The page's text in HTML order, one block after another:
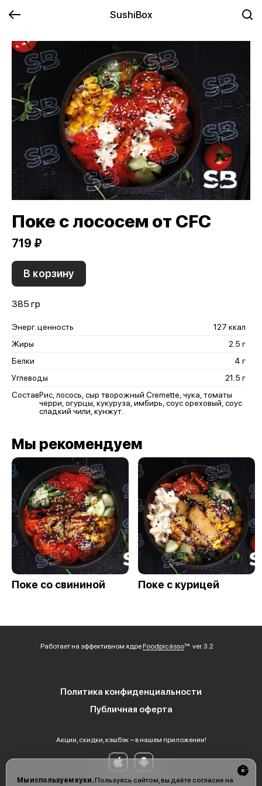
SushiBox
Мы используем куки.Пользуясь сайтом, вы даёте согласие на
Поке с лососем от CFC
719 ₽
В корзину
385 гр
Энерг. ценность
127 ккал
Жиры
2.5 г
Белки
4 г
Углеводы
21.5 г
СоставРис, лосось, сыр творожный Cremette, чука, томаты
черри, огурцы, кукуруза, имбирь, соус ореховый, соус
сладкий чили, кунжут.
Мы рекомендуем
Поке со свининой Поке с курицей
Работает на эффективном ядре Foodpicássover. 3.2
Политика конфиденциальности
Публичная оферта
Акции, скидки, кэшбэк − в нашем приложении!